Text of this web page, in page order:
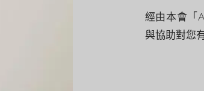
經由本會「
與協助對您